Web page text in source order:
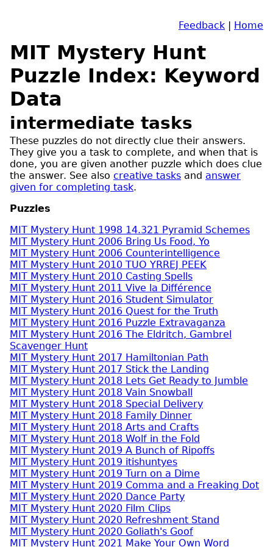
Feedback | Home
MIT Mystery Hunt
Puzzle Index: Keyword
Data
intermediate tasks
These puzzles do not directly clue their answers.
They give you a task to complete, and when that is
done, you are given another puzzle which does clue
the answer. See also creative tasks and answer
given for completing task.
Puzzles
MIT Mystery Hunt 1998 14.321 Pyramid Schemes
MIT Mystery Hunt 2006 Bring Us Food, Yo
MIT Mystery Hunt 2006 Counterintelligence
MIT Mystery Hunt 2010 TUO YRREJ PEEK
MIT Mystery Hunt 2010 Casting Spells
MIT Mystery Hunt 2011 Vive la Différence
MIT Mystery Hunt 2016 Student Simulator
MIT Mystery Hunt 2016 Quest for the Truth
MIT Mystery Hunt 2016 Puzzle Extravaganza
MIT Mystery Hunt 2016 The Eldritch, Gambrel
Scavenger Hunt
MIT Mystery Hunt 2017 Hamiltonian Path
MIT Mystery Hunt 2017 Stick the Landing
MIT Mystery Hunt 2018 Lets Get Ready to Jumble
MIT Mystery Hunt 2018 Vain Snowball
MIT Mystery Hunt 2018 Special Delivery
MIT Mystery Hunt 2018 Family Dinner
MIT Mystery Hunt 2018 Arts and Crafts
MIT Mystery Hunt 2018 Wolf in the Fold
MIT Mystery Hunt 2019 A Bunch of Ripoffs
MIT Mystery Hunt 2019 itishuntyes
MIT Mystery Hunt 2019 Turn on a Dime
MIT Mystery Hunt 2019 Comma and a Freaking Dot
MIT Mystery Hunt 2020 Dance Party
MIT Mystery Hunt 2020 Film Clips
MIT Mystery Hunt 2020 Refreshment Stand
MIT Mystery Hunt 2020 Goliath's Goof
MIT Mystery Hunt 2021 Make Your Own Word